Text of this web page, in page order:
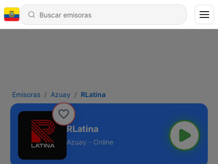
Emisoras Azuay RLatina
RLatina
Azuay - Online